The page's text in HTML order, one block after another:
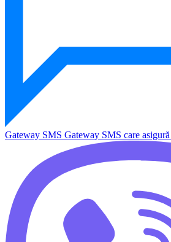
Gateway SMS Gateway SMS care